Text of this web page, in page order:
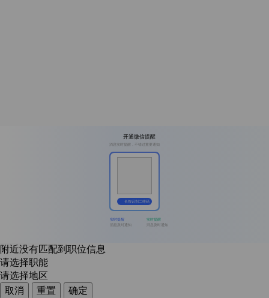
开通微信提醒
消息实时提醒，不错过重要通知
长按识别二维码
实时提醒
消息及时通知
实时提醒
消息及时通知
附近没有匹配到职位信息
请选择职能
请选择地区
取消
重置
确定